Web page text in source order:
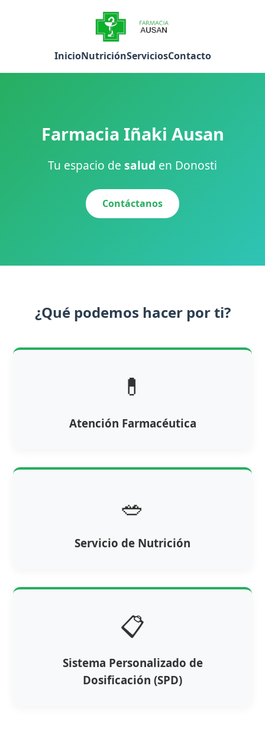
InicioNutriciónServiciosContacto
Farmacia Iñaki Ausan
Tu espacio de salud en Donosti
Contáctanos
¿Qué podemos hacer por ti?
💊
Atención Farmacéutica
🥗
Servicio de Nutrición
📋
Sistema Personalizado de
Dosificación (SPD)